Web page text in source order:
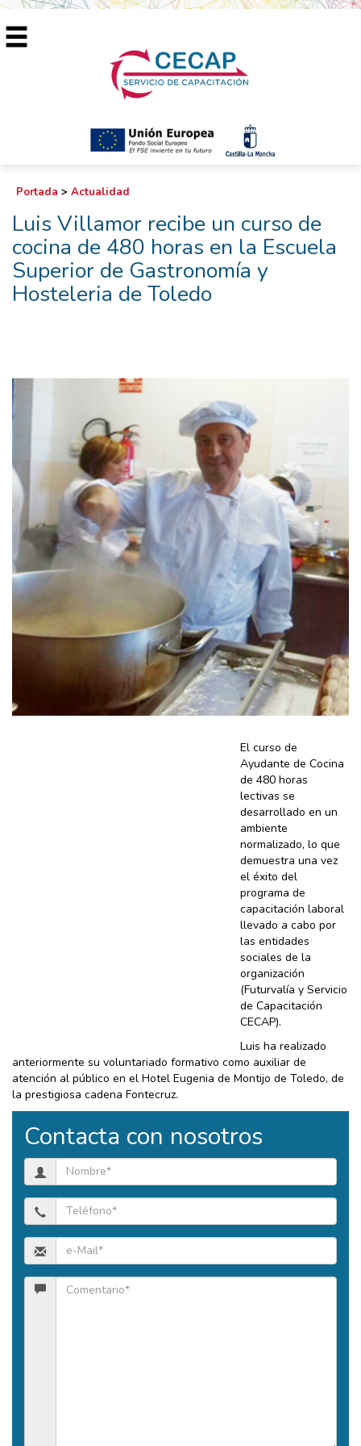
Portada > Actualidad
Luis Villamor recibe un curso de
cocina de 480 horas en la Escuela
Superior de Gastronomía y
Hosteleria de Toledo
El curso de
Ayudante de Cocina
de 480 horas
lectivas se
desarrollado en un
ambiente
normalizado, lo que
demuestra una vez
el éxito del
programa de
capacitación laboral
llevado a cabo por
las entidades
sociales de la
organización
(Futurvalía y Servicio
de Capacitación
CECAP).
Luis ha realizado
anteriormente su voluntariado formativo como auxiliar de
atención al público en el Hotel Eugenia de Montijo de Toledo, de
la prestigiosa cadena Fontecruz.
Contacta con nosotros